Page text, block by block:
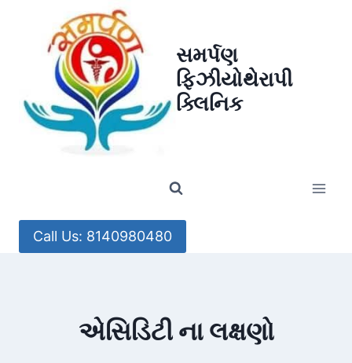
સમર્પણ
ફિઝીયોથેરાપી
ક્લિનિક
Call Us: 8140980480
એસિડિટી ના લક્ષણો